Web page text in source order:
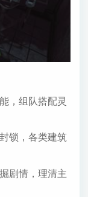
，组队搭配灵
锁，各类建筑
剧情，理清主